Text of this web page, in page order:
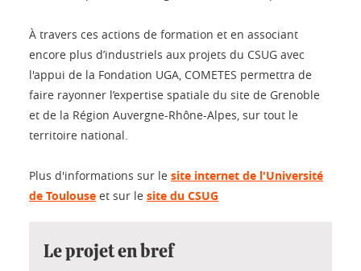
À travers ces actions de formation et en associant
encore plus d’industriels aux projets du CSUG avec
l'appui de la Fondation UGA, COMETES permettra de
faire rayonner l’expertise spatiale du site de Grenoble
et de la Région Auvergne-Rhône-Alpes, sur tout le
territoire national.
Plus d'informations sur le site internet de l'Université
de Toulouse et sur le site du CSUG
Le projet en bref